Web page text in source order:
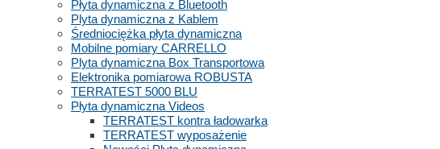
Płyta dynamiczna z Bluetooth
Plyta dynamiczna z Kablem
Średniociężka płyta dynamiczna
Mobilne pomiary CARRELLO
Plyta dynamiczna Box Transportowa
Elektronika pomiarowa ROBUSTA
TERRATEST 5000 BLU
Płyta dynamiczna Videos
TERRATEST kontra ładowarka
TERRATEST wyposażenie